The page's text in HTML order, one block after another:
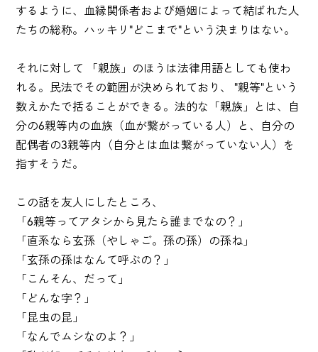
するように、血縁関係者および婚姻によって結ばれた人
たちの総称。ハッキリ"どこまで"という決まりはない。
それに対して 「親族」のほうは法律用語としても使わ
れる。民法でその範囲が決められており、 "親等"という
数えかたで括ることができる。法的な「親族」とは、自
分の6親等内の血族（血が繋がっている人）と、自分の
配偶者の3親等内（自分とは血は繋がっていない人）を
指すそうだ。
この話を友人にしたところ、
「6親等ってアタシから見たら誰までなの？」
「直系なら玄孫（やしゃご。孫の孫）の孫ね」
「玄孫の孫はなんて呼ぶの？」
「こんそん、だって」
「どんな字？」
「昆虫の昆」
「なんでムシなのよ？」